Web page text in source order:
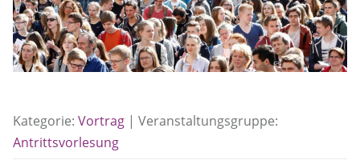
Kategorie: Vortrag | Veranstaltungsgruppe:
Antrittsvorlesung